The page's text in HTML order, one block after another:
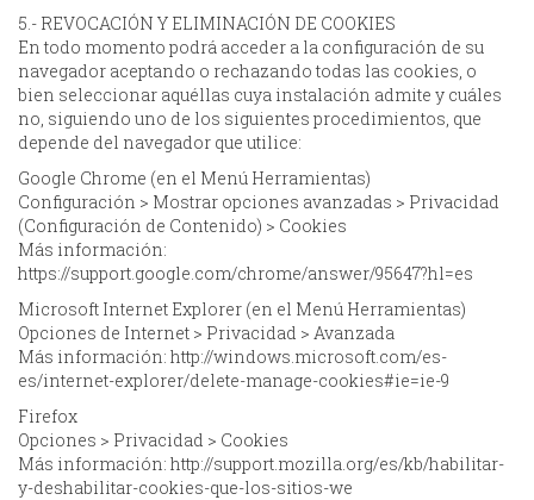
5.- REVOCACIÓN Y ELIMINACIÓN DE COOKIES
En todo momento podrá acceder a la configuración de su
navegador aceptando o rechazando todas las cookies, o
bien seleccionar aquéllas cuya instalación admite y cuáles
no, siguiendo uno de los siguientes procedimientos, que
depende del navegador que utilice:
Google Chrome (en el Menú Herramientas)
Configuración > Mostrar opciones avanzadas > Privacidad
(Configuración de Contenido) > Cookies
Más información:
https://support.google.com/chrome/answer/95647?hl=es
Microsoft Internet Explorer (en el Menú Herramientas)
Opciones de Internet > Privacidad > Avanzada
Más información: http://windows.microsoft.com/es-
es/internet-explorer/delete-manage-cookies#ie=ie-9
Firefox
Opciones > Privacidad > Cookies
Más información: http://support.mozilla.org/es/kb/habilitar-
y-deshabilitar-cookies-que-los-sitios-we